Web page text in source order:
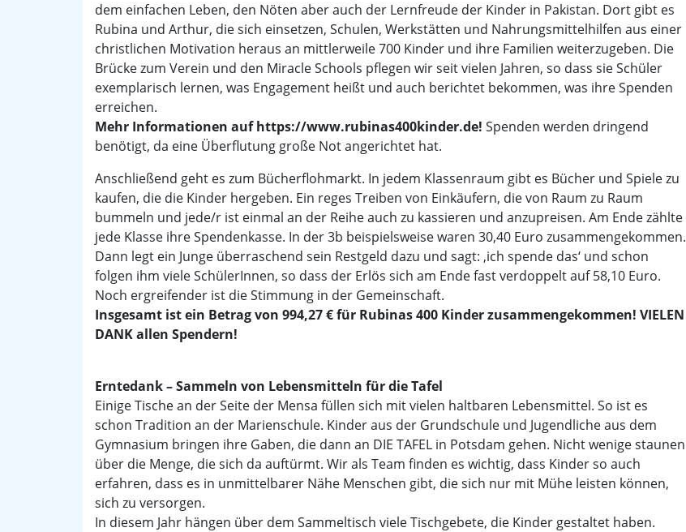
dem einfachen Leben, den Nöten aber auch der Lernfreude der Kinder in Pakistan. Dort gibt es
Rubina und Arthur, die sich einsetzen, Schulen, Werkstätten und Nahrungsmittelhilfen aus einer
christlichen Motivation heraus an mittlerweile 700 Kinder und ihre Familien weiterzugeben. Die
Brücke zum Verein und den Miracle Schools pflegen wir seit vielen Jahren, so dass sie Schüler
exemplarisch lernen, was Engagement heißt und auch berichtet bekommen, was ihre Spenden
erreichen.
Mehr Informationen auf https://www.rubinas400kinder.de! Spenden werden dringend
benötigt, da eine Überflutung große Not angerichtet hat.
Anschließend geht es zum Bücherflohmarkt. In jedem Klassenraum gibt es Bücher und Spiele zu
kaufen, die die Kinder hergeben. Ein reges Treiben von Einkäufern, die von Raum zu Raum
bummeln und jede/r ist einmal an der Reihe auch zu kassieren und anzupreisen. Am Ende zählte
jede Klasse ihre Spendenkasse. In der 3b beispielsweise waren 30,40 Euro zusammengekommen.
Dann legt ein Junge überraschend sein Restgeld dazu und sagt: ‚ich spende das‘ und schon
folgen ihm viele SchülerInnen, so dass der Erlös sich am Ende fast verdoppelt auf 58,10 Euro.
Noch ergreifender ist die Stimmung in der Gemeinschaft.
Insgesamt ist ein Betrag von 994,27 € für Rubinas 400 Kinder zusammengekommen! VIELEN
DANK allen Spendern!
Erntedank – Sammeln von Lebensmitteln für die Tafel
Einige Tische an der Seite der Mensa füllen sich mit vielen haltbaren Lebensmittel. So ist es
schon Tradition an der Marienschule. Kinder aus der Grundschule und Jugendliche aus dem
Gymnasium bringen ihre Gaben, die dann an DIE TAFEL in Potsdam gehen. Nicht wenige staunen
über die Menge, die sich da auftürmt. Wir als Team finden es wichtig, dass Kinder so auch
erfahren, dass es in unmittelbarer Nähe Menschen gibt, die sich nur mit Mühe leisten können,
sich zu versorgen.
In diesem Jahr hängen über dem Sammeltisch viele Tischgebete, die Kinder gestaltet haben.